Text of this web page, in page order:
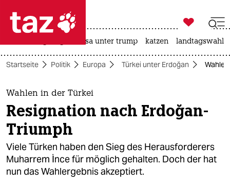
 taz zahl ich
taz zahl ich
themen
politik
öko
gesellschaft

taz zahl ich
usa unter trump katzen landtagswahl
Startseite Politik Europa Türkei unter Erdoğan
Wahlen in der Türkei
Resignation nach Erdoğan-
Triumph
Viele Türken haben den Sieg des Herausforderers
Muharrem İnce für möglich gehalten. Doch der hat
nun das Wahlergebnis akzeptiert.